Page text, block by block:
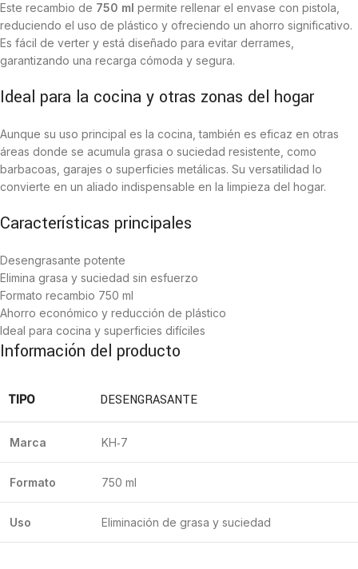
Este recambio de 750 ml permite rellenar el envase con pistola,
reduciendo el uso de plástico y ofreciendo un ahorro significativo.
Es fácil de verter y está diseñado para evitar derrames,
garantizando una recarga cómoda y segura.
Ideal para la cocina y otras zonas del hogar
Aunque su uso principal es la cocina, también es eficaz en otras
áreas donde se acumula grasa o suciedad resistente, como
barbacoas, garajes o superficies metálicas. Su versatilidad lo
convierte en un aliado indispensable en la limpieza del hogar.
Características principales
Desengrasante potente
Elimina grasa y suciedad sin esfuerzo
Formato recambio 750 ml
Ahorro económico y reducción de plástico
Ideal para cocina y superficies difíciles
Información del producto
TIPO DESENGRASANTE
Marca KH‑7
Formato 750 ml
Uso Eliminación de grasa y suciedad